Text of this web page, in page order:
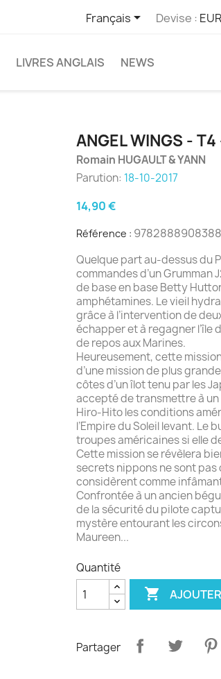
Français Devise :
LIVRES ANGLAIS NEWS
ANGEL WINGS -
Romain HUGAULT & YANN
Parution: 18-10-2017
14,90 €
Référence : 9782888908388
Quelque part au-dessus du
commandes d’un Grumman
de base en base Betty
amphétamines. Le vieil
grâce à l’intervention de
échapper et à regagner l’île
de repos aux Marines.
Heureusement, cette
d’une mission de plus
côtes d’un îlot tenu par les
accepté de transmettre à un
Hiro-Hito les conditions
l’Empire du Soleil levant. Le
troupes américaines si elle
Cette mission se révèlera
secrets nippons ne sont
considèrent comme
Confrontée à un ancien
de la sécurité du pilote
mystère entourant les
Maureen...
Quantité

Partager